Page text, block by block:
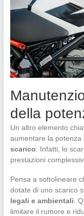
della
Un altro elemento
aumentare la
scarico . Infatti, lo
prestazioni
Pensa a sottolineare
dotate di uno scarico
legali e ambientali .
limitare il rumore e